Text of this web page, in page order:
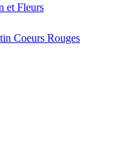
et Fleurs
Coeurs Rouges